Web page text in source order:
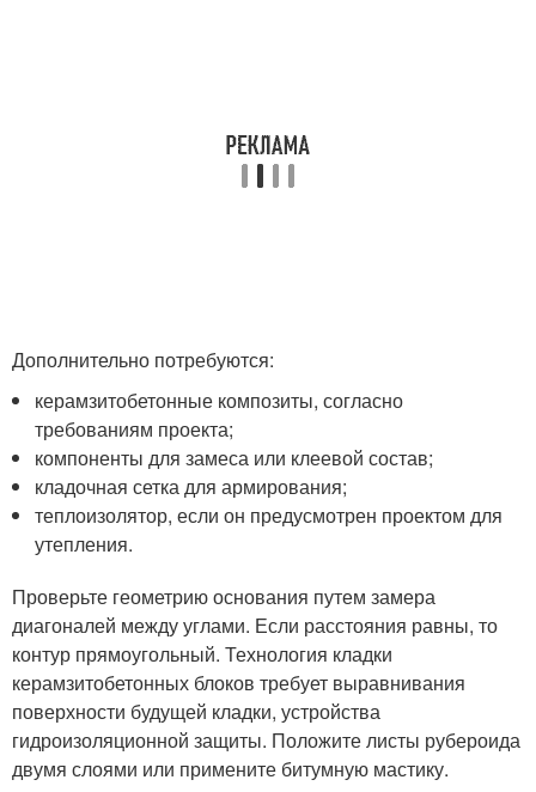
Дополнительно потребуются:
керамзитобетонные композиты, согласно
требованиям проекта;
компоненты для замеса или клеевой состав;
кладочная сетка для армирования;
теплоизолятор, если он предусмотрен проектом для
утепления.
Проверьте геометрию основания путем замера
диагоналей между углами. Если расстояния равны, то
контур прямоугольный. Технология кладки
керамзитобетонных блоков требует выравнивания
поверхности будущей кладки, устройства
гидроизоляционной защиты. Положите листы рубероида
двумя слоями или примените битумную мастику.